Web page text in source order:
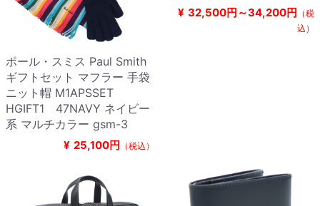
ポール・スミス Paul Smith
ギフトセット マフラー 手袋
ニット帽 M1APSSET
HGIFT1 47NAVY ネイビー
系 マルチカラー gsm-3
¥ 25,100円 （税込）
¥ 32,500円～34,200円 （税
込）